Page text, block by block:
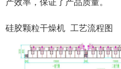
产效率，保证了产品质量。
硅胶颗粒干燥机 工艺流程图